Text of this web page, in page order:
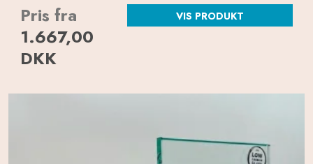
Pris fra
1.667,00
DKK
VIS PRODUKT